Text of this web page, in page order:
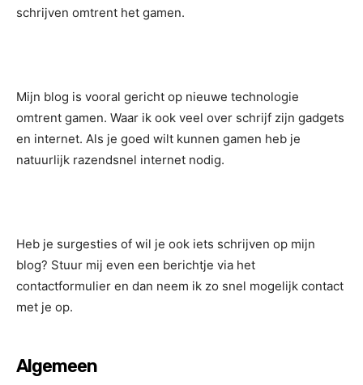
schrijven omtrent het gamen.
Mijn blog is vooral gericht op nieuwe technologie
omtrent gamen. Waar ik ook veel over schrijf zijn gadgets
en internet. Als je goed wilt kunnen gamen heb je
natuurlijk razendsnel internet nodig.
Heb je surgesties of wil je ook iets schrijven op mijn
blog? Stuur mij even een berichtje via het
contactformulier en dan neem ik zo snel mogelijk contact
met je op.
Algemeen